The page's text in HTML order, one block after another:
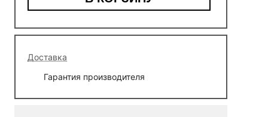
Доставка
Гарантия производителя